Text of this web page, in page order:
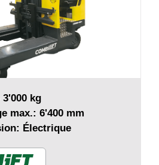
kg
max.: 6'400 mm
Électrique